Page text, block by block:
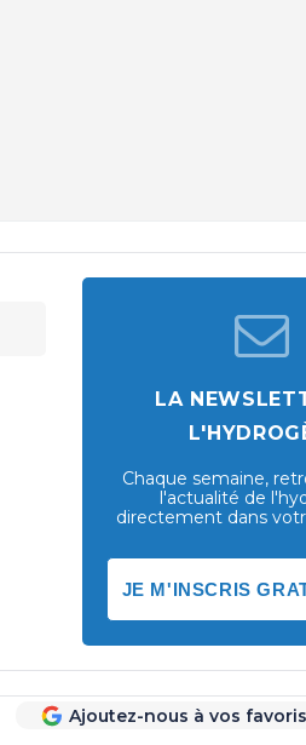
LA
Chaque semaine,
l'actualité de
directement dans
JE M'INSCRIS
Ajoutez-nous à vos favoris